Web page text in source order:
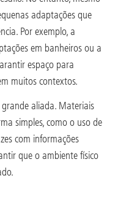
adaptações que
Por exemplo, a
em banheiros ou a
espaço para
muitos contextos.
aliada. Materiais
simples, como o uso de
com informações
que o ambiente físico